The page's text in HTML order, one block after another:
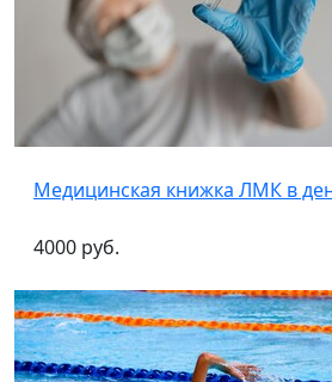
Медицинская книжка ЛМК в
4000 руб.